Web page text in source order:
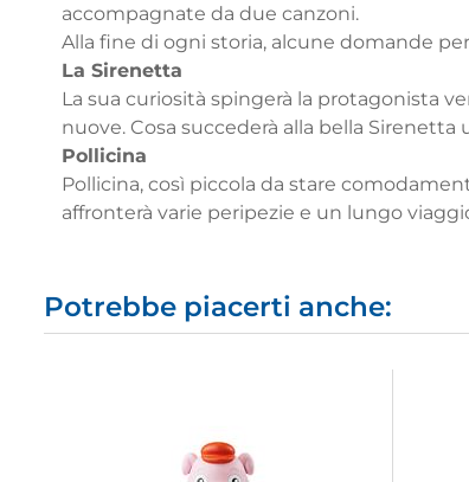
accompagnate da due canzoni.
Alla fine di ogni storia, alcune domande
La Sirenetta
La sua curiosità spingerà la protagonista
nuove. Cosa succederà alla bella Sirenetta
Pollicina
Pollicina, così piccola da stare
affronterà varie peripezie e un lungo
Potrebbe piacerti anche: